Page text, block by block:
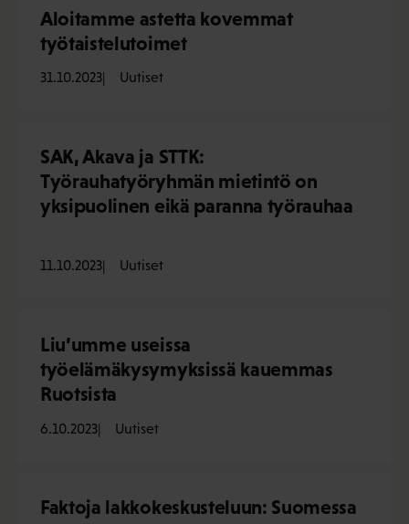
Aloitamme astetta kovemmat
työtaistelutoimet
31.10.2023 Uutiset
SAK, Akava ja STTK:
Työrauhatyöryhmän mietintö on
yksipuolinen eikä paranna työrauhaa
11.10.2023 Uutiset
Liu’umme useissa
työelämäkysymyksissä kauemmas
Ruotsista
6.10.2023 Uutiset
Faktoja lakkokeskusteluun: Suomessa